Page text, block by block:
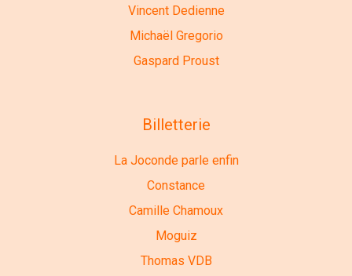
Vincent Dedienne
Michaël Gregorio
Gaspard Proust
Billetterie
La Joconde parle enfin
Constance
Camille Chamoux
Moguiz
Thomas VDB